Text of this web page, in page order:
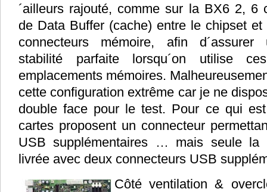
´ailleurs rajouté, comme sur la BX6 2, 6
de Data Buffer (cache) entre le chipset et
connecteurs mémoire, afin d´assurer
stabilité parfaite lorsqu´on utilise
emplacements mémoires.
cette configuration extrême car je ne
double face pour le test. Pour ce qui
cartes proposent un connecteur
USB supplémentaires … mais seule la
livrée avec deux connecteurs USB
Côté ventilation &